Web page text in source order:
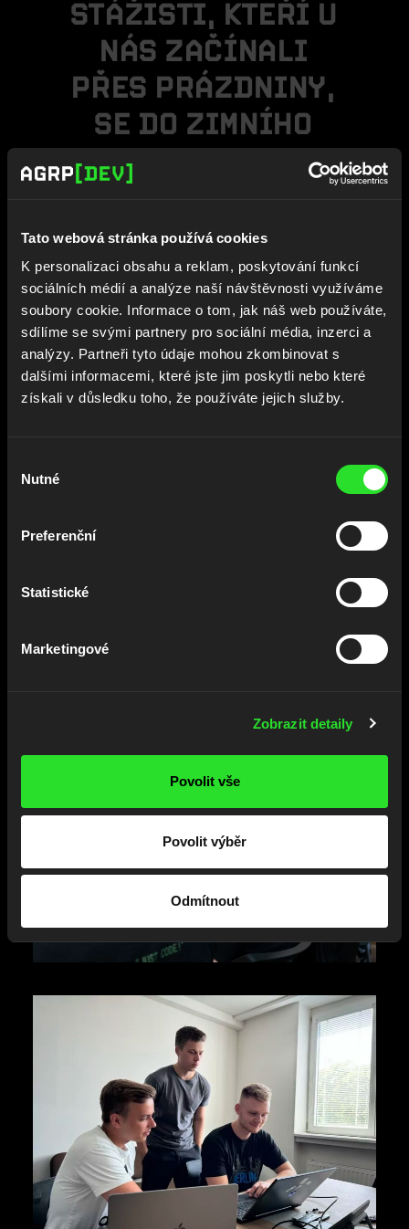
Tato webová stránka používá cookies
K personalizaci obsahu a reklam, poskytování funkcí
sociálních médií a analýze naší návštěvnosti využíváme
soubory cookie. Informace o tom, jak náš web používáte,
sdílíme se svými partnery pro sociální média, inzerci a
analýzy. Partneři tyto údaje mohou zkombinovat s
dalšími informacemi, které jste jim poskytli nebo které
získali v důsledku toho, že používáte jejich služby.
souhlasu
Nutné
Preferenční
Statistické
Marketingové
Zobrazit detaily
Povolit vše
Povolit výběr
Odmítnout
STÁŽISTI, KTEŘÍ U
NÁS ZAČÍNALI
PŘES PRÁZDNINY,
SE DO ZIMNÍHO
SEMESTRU
R
NABUŠENÍJUN
VÝVOJÁŘI.
Líbí se ti představa stáže
u nás, ale máš obavy, jak
skloubit školu a práci
absolvování studia i práce
přes semestr podle rozvrhu